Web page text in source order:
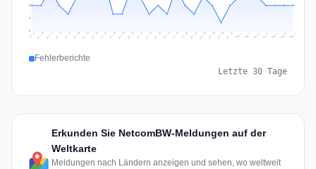
2
3
Jul 9 Jul 10 Jul 11 Jul 12 Jul 13 Jul 14 Jul 15 Jul 16 Jul 17 Jul 18 Jul 19 Jul 20 Jul 21 Jul 22 Jul 23 Jul 24 Jul 25 Jul 26 Jul 27 Jul 28 Jul 29 Jul 30 Jul 31 Aug 1 Aug 2 Aug 3 Aug 4 Aug 5 Aug 6 Aug 7
Fehlerberichte
Letzte 30 Tage
Erkunden Sie NetcomBW-Meldungen auf der
Weltkarte
Meldungen nach Ländern anzeigen und sehen, wo weltweit